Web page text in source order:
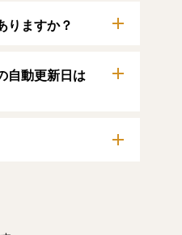
りますか？
自動更新日は
ページにてご確認い
。なお、日割り清算